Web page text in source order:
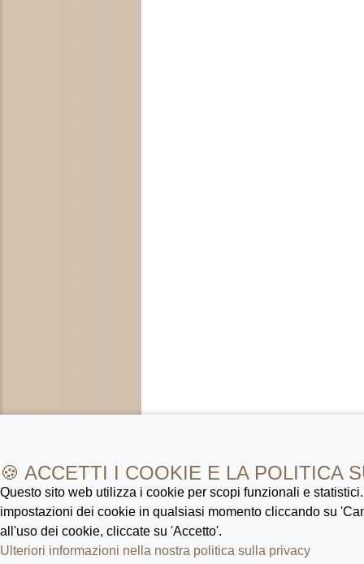
🍪 ACCETTI I COOKIE E LA POLITICA
Questo sito web utilizza i cookie per scopi funzionali e
impostazioni dei cookie in qualsiasi momento cliccando su
all'uso dei cookie, cliccate su 'Accetto'.
Ulteriori informazioni nella nostra politica sulla privacy